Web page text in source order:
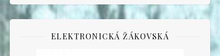
ELEKTRONICKÁ ŽÁKOVSKÁ